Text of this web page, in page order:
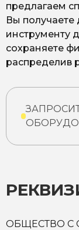
предлагаем
Вы
инструменту
сохраняете
распределив
ОБЩЕСТВО С